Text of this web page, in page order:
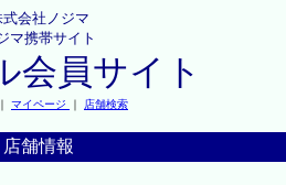
式会社ノジマ
マ携帯サイト
会員サイト
｜ マイページ ｜ 店舗検索
店舗情報